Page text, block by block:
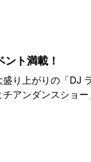
ト満載！
り上がりの「DJ
アンダンスショ